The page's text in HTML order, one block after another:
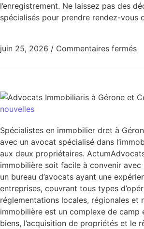
l’enregistrement. Ne laissez pas des
spécialisés pour prendre rendez-vous
juin 25, 2026 / Commentaires fermés
nouvelles
Spécialistes en immobilier dret à
avec un avocat spécialisé dans
aux deux propriétaires.
immobilière soit facile à convenir
un bureau d’avocats ayant une
entreprises, couvrant tous types
réglementations locales, régionales et
immobilière est un complexe de
biens, l’acquisition de propriétés et le